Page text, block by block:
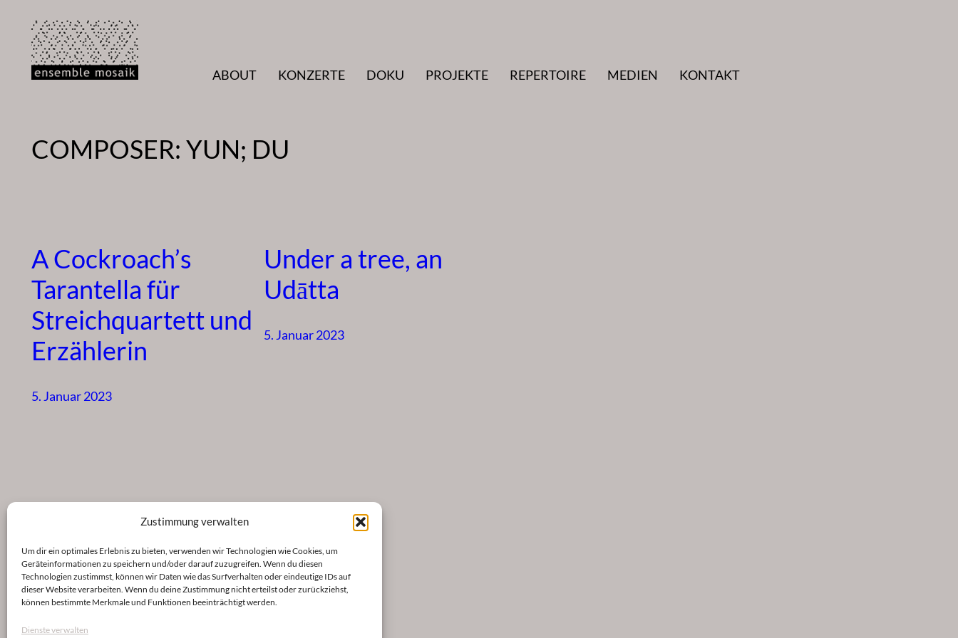
Zustimmung verwalten
Um dir ein optimales Erlebnis zu bieten, verwenden wir Technologien wie Cookies, um
Geräteinformationen zu speichern und/oder darauf zuzugreifen. Wenn du diesen
Technologien zustimmst, können wir Daten wie das Surfverhalten oder eindeutige IDs auf
dieser Website verarbeiten. Wenn du deine Zustimmung nicht erteilst oder zurückziehst,
können bestimmte Merkmale und Funktionen beeinträchtigt werden.
Dienste verwalten
Inhalt
springen
ABOUT
KONZERTE DOKU PROJEKTE REPERTOIRE MEDIEN KONTAKT
COMPOSER: YUN; DU
A Cockroach’s
Tarantella für
Streichquartett und
Erzählerin
5. Januar 2023
Under a tree, an
Udātta
5. Januar 2023